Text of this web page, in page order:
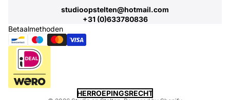
studioopstelten@hotmail.com
+31 (0)633780836
Betaalmethoden
HERROEPINGSRECHT
Privacybeleid